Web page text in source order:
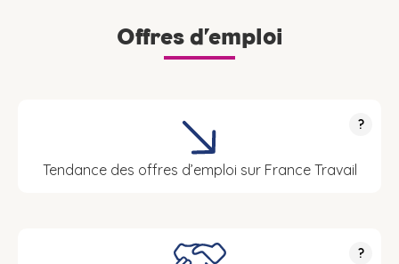
Offres d’emploi
?
Tendance des offres d’emploi sur France Travail
?